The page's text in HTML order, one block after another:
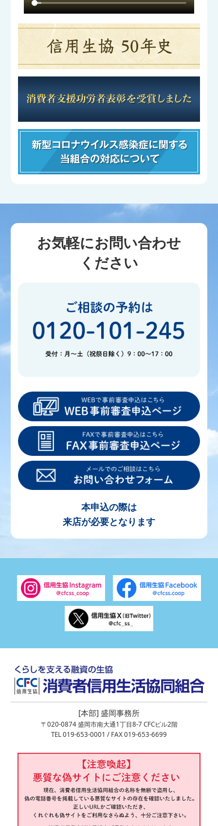
お気軽にお問い合わせ
ください
本申込の際は
来店が必要となります
[本部] 盛岡事務所
〒020-0874 盛岡市南大通1丁目8-7 CFCビル2階
TEL 019-653-0001 / FAX 019-653-6699